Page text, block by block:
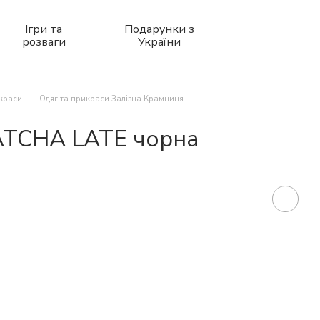
Ігри та
розваги
Подарунки з
України
Одяг та прикраси Залізна Крамниця
LATE чорна